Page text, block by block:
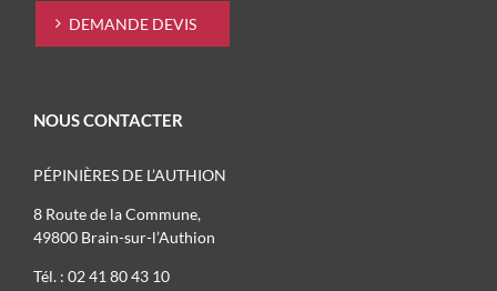
DEMANDE DEVIS
NOUS CONTACTER
PÉPINIÈRES DE L’AUTHION
8 Route de la Commune,
49800 Brain-sur-l’Authion
Tél. : 02 41 80 43 10